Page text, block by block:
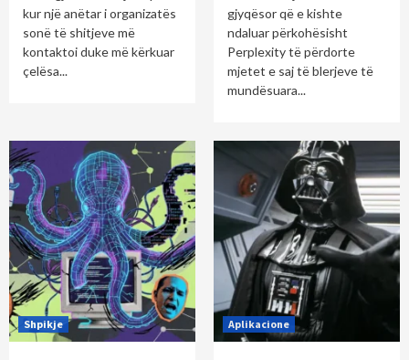
kur një anëtar i organizatës
sonë të shitjeve më
kontaktoi duke më kërkuar
çelësa...
gjyqësor që e kishte
ndaluar përkohësisht
Perplexity të përdorte
mjetet e saj të blerjeve të
mundësuara...
Shpikje Aplikacione